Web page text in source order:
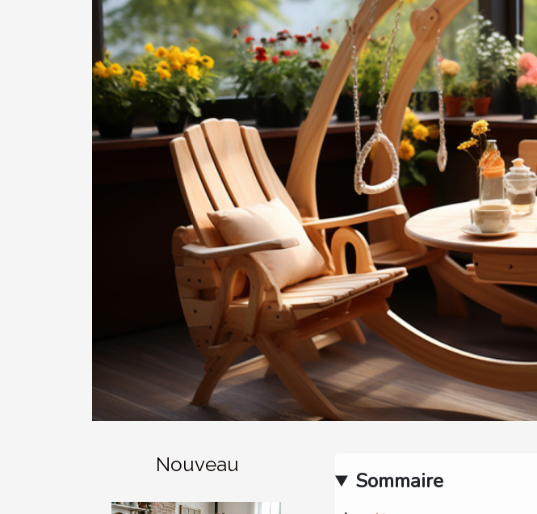
Nouveau
Sommaire